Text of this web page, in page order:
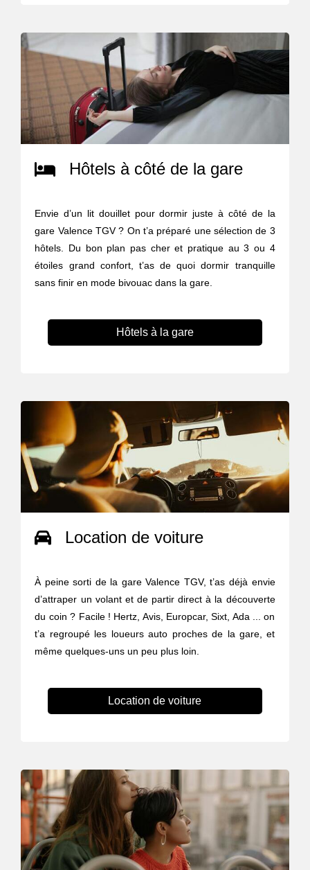
Hôtels à côté de la gare
Envie d’un lit douillet pour dormir juste à côté de la
gare Valence TGV ? On t’a préparé une sélection de 3
hôtels. Du bon plan pas cher et pratique au 3 ou 4
étoiles grand confort, t’as de quoi dormir tranquille
sans finir en mode bivouac dans la gare.
Hôtels à la gare
Location de voiture
À peine sorti de la gare Valence TGV, t’as déjà envie
d’attraper un volant et de partir direct à la découverte
du coin ? Facile ! Hertz, Avis, Europcar, Sixt, Ada ... on
t’a regroupé les loueurs auto proches de la gare, et
même quelques-uns un peu plus loin.
Location de voiture